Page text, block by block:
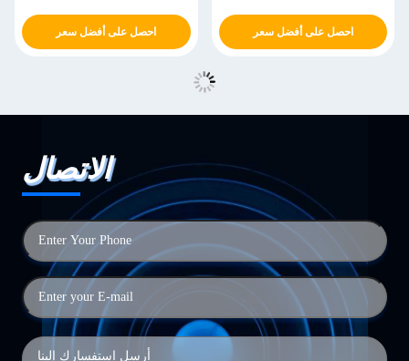
احصل على أفضل سعر احصل على أفضل سعر
الاتصال